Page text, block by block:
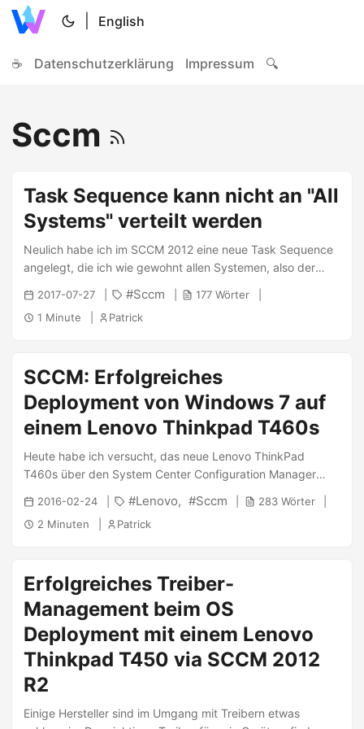
English
☕ Datenschutzerklärung Impressum 🔍
Sccm
Task Sequence kann nicht an "All
Systems" verteilt werden
Neulich habe ich im SCCM 2012 eine neue Task Sequence
angelegt, die ich wie gewohnt allen Systemen, also der
Collection “All Systems” zur Verfügung stellen wollte. Leider
lässt der SCCM mich nicht mehr “All Systems” auswählen,
da er es für zu riskant hält. Stattdessen müsste ich also
einen kleinen Trick lässt sich der SCCM dennoch zum
Deployment an “All Systems” bewegen. Dazu einfach in der
Konsole über Datei -> Connect via Windows PowerShell die
Shell öffnen. ...
2017-07-27 Sccm
177 Wörter
1 Minute
Patrick
SCCM: Erfolgreiches
Deployment von Windows 7 auf
einem Lenovo Thinkpad T460s
Heute habe ich versucht, das neue Lenovo ThinkPad
T460s über den System Center Configuration Manager
2012 R2 mit Windows 7 zu bespielen. Die große
Herausforderung ist hierbei immer, die korrekten Treiber
installiert zu bekommen. Lenovo stellt dankbarerweise ein
jedoch immerhin um alle notwendigen Treiber in einer ZIP-
Datei, welche den Import der Treiber immerhin etwas
beschleunigt. ...
2016-02-24 Lenovo Sccm
283 Wörter
2 Minuten
Patrick
Erfolgreiches Treiber-
Management beim OS
Deployment mit einem Lenovo
Thinkpad T450 via SCCM 2012
R2
Einige Hersteller sind im Umgang mit Treibern etwas